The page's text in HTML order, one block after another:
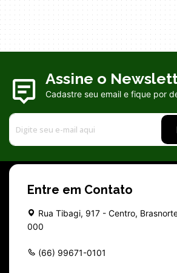
Assine o
Cadastre seu email e fique por
Entre em Contato
Rua Tibagi, 917 - Centro,
000
(66) 99671-0101